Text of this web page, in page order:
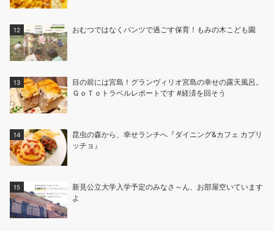
おむつではなくパンツで過ごす保育！もみの木こども園
目の前には宮島！グランヴィリオ宮島の幸せの露天風呂。
ＧｏＴｏトラベルレポートです #経済を回そう
昆虫の森から、幸せランチへ『ダイニング&カフェ カプリ
ッチョ』
新見公立大学入学予定のみなさ～ん、お部屋空いています
よ